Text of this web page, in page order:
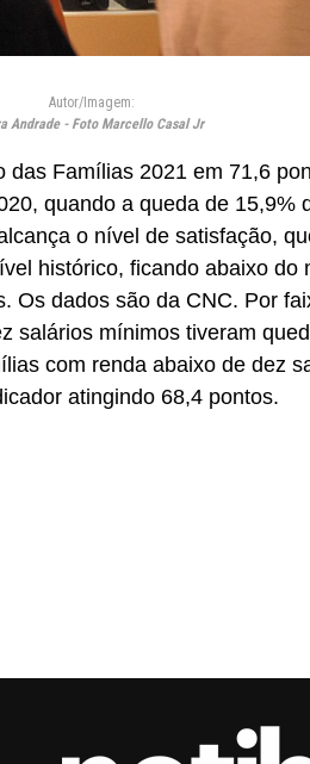
Autor/Imagem:
Andrade - Foto Marcello Casal Jr
Famílias 2021 em 71,6
quando a queda de 15,9%
o nível de satisfação,
histórico, ficando abaixo do
Os dados são da CNC. Por
salários mínimos tiveram
com renda abaixo de dez
atingindo 68,4 pontos.